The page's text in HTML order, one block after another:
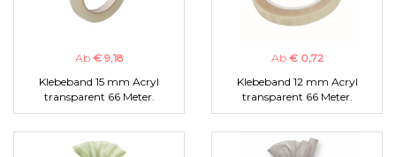
Ab € 9,18
Klebeband 15 mm Acryl
transparent 66 Meter.
Ab € 0,72
Klebeband 12 mm Acryl
transparent 66 Meter.